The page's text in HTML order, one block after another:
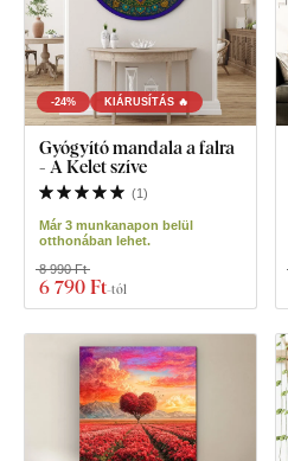
-24% KIÁRUSÍTÁS 🔥
Gyógyító mandala a falra
- A Kelet szíve
(1)
Már 3 munkanapon belül
otthonában lehet.
6 790 Ft-tól
8 990 Ft